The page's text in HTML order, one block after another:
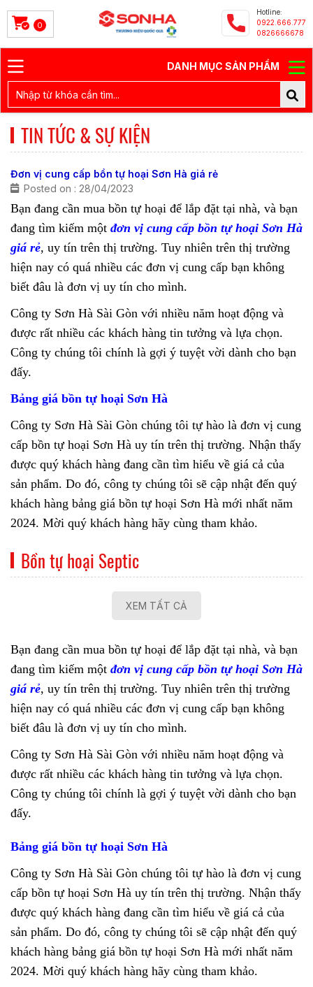
0
Hotline:
0922.666.777
0826666678
DANH MỤC SẢN PHẨM
TIN TỨC & SỰ KIỆN
Đơn vị cung cấp bồn tự hoại Sơn Hà giá rẻ
Posted on : 28/04/2023
Bạn đang cần mua bồn tự hoại để lắp đặt tại nhà, và bạn
đang tìm kiếm một đơn vị cung cấp bồn tự hoại Sơn Hà
giá rẻ, uy tín trên thị trường. Tuy nhiên trên thị trường
hiện nay có quá nhiều các đơn vị cung cấp bạn không
biết đâu là đơn vị uy tín cho mình.
Công ty Sơn Hà Sài Gòn với nhiều năm hoạt động và
được rất nhiều các khách hàng tin tưởng và lựa chọn.
Công ty chúng tôi chính là gợi ý tuyệt vời dành cho bạn
đấy.
Bảng giá bồn tự hoại Sơn Hà
Công ty Sơn Hà Sài Gòn chúng tôi tự hào là đơn vị cung
cấp bồn tự hoại Sơn Hà uy tín trên thị trường. Nhận thấy
được quý khách hàng đang cần tìm hiểu về giá cả của
sản phẩm. Do đó, công ty chúng tôi sẽ cập nhật đến quý
khách hàng bảng giá bồn tự hoại Sơn Hà mới nhất năm
2024. Mời quý khách hàng hãy cùng tham khảo.
Bồn tự hoại Septic
XEM TẤT CẢ
Bạn đang cần mua bồn tự hoại để lắp đặt tại nhà, và bạn
đang tìm kiếm một đơn vị cung cấp bồn tự hoại Sơn Hà
giá rẻ, uy tín trên thị trường. Tuy nhiên trên thị trường
hiện nay có quá nhiều các đơn vị cung cấp bạn không
biết đâu là đơn vị uy tín cho mình.
Công ty Sơn Hà Sài Gòn với nhiều năm hoạt động và
được rất nhiều các khách hàng tin tưởng và lựa chọn.
Công ty chúng tôi chính là gợi ý tuyệt vời dành cho bạn
đấy.
Bảng giá bồn tự hoại Sơn Hà
Công ty Sơn Hà Sài Gòn chúng tôi tự hào là đơn vị cung
cấp bồn tự hoại Sơn Hà uy tín trên thị trường. Nhận thấy
được quý khách hàng đang cần tìm hiểu về giá cả của
sản phẩm. Do đó, công ty chúng tôi sẽ cập nhật đến quý
khách hàng bảng giá bồn tự hoại Sơn Hà mới nhất năm
2024. Mời quý khách hàng hãy cùng tham khảo.